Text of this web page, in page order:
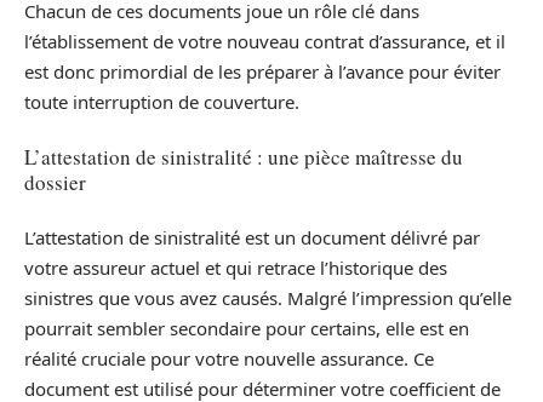
Chacun de ces documents joue un rôle clé dans
l’établissement de votre nouveau contrat d’assurance, et il
est donc primordial de les préparer à l’avance pour éviter
toute interruption de couverture.
L’attestation de sinistralité : une pièce maîtresse du
dossier
L’attestation de sinistralité est un document délivré par
votre assureur actuel et qui retrace l’historique des
sinistres que vous avez causés. Malgré l’impression qu’elle
pourrait sembler secondaire pour certains, elle est en
réalité cruciale pour votre nouvelle assurance. Ce
document est utilisé pour déterminer votre coefficient de